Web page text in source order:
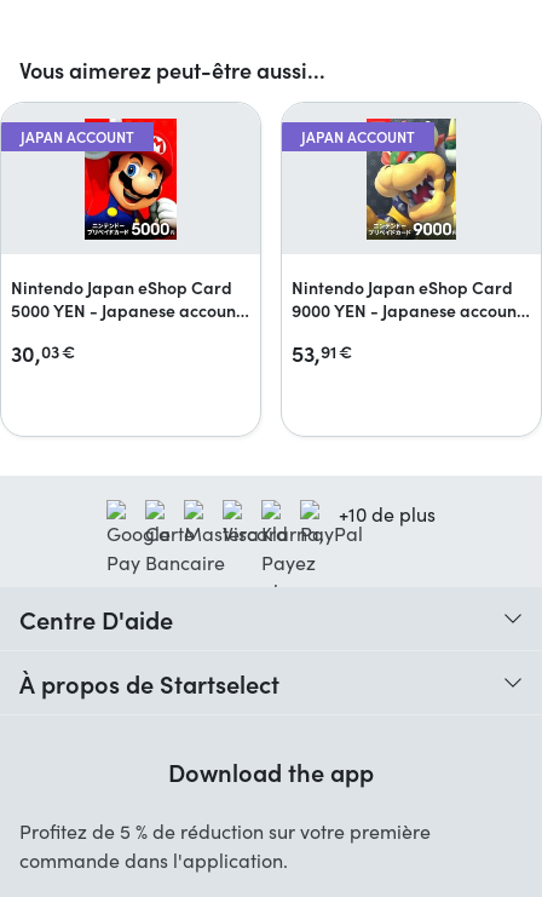
Vous aimerez peut-être aussi...
JAPAN ACCOUNT
Nintendo Japan eShop Card
5000 YEN - Japanese accounts
30,03€
JAPAN ACCOUNT
Nintendo Japan eShop Card
9000 YEN - Japanese accounts
53,91€
+10 de plus
Centre D'aide
Aide avec les codes
Contact
À propos de Startselect
Startselect App
Recrutement
Download the app
Profitez de 5 % de réduction sur votre première
commande dans l'application.